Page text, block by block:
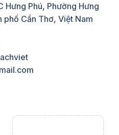
Hưng Phú, Phường Hưng
phố Cần Thơ, Việt Nam